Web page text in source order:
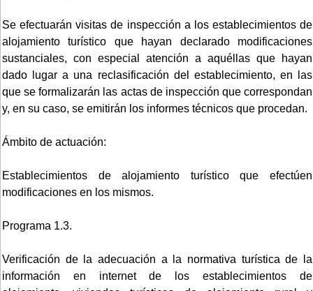
Se efectuarán visitas de inspección a los establecimientos de
alojamiento turístico que hayan declarado modificaciones
sustanciales, con especial atención a aquéllas que hayan
dado lugar a una reclasificación del establecimiento, en las
que se formalizarán las actas de inspección que correspondan
y, en su caso, se emitirán los informes técnicos que procedan.
Ámbito de actuación:
Establecimientos de alojamiento turístico que efectúen
modificaciones en los mismos.
Programa 1.3.
Verificación de la adecuación a la normativa turística de la
información en internet de los establecimientos de